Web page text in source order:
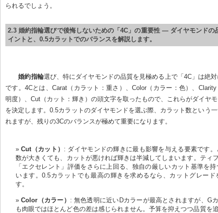
られるでしょう。
2.3 婚約指輪選びで後悔しないための「4C」の重要性 — ダイヤモンドの
イントと、0.5カラットでのバランスを解説します。
婚約指輪選び、特にダイヤモンドの品質を見極める上で「4C」は絶
です。4Cとは、Carat（カラット：重さ）、Color（カラー：色）、
明度）、Cut（カット：輝き）の頭文字を取ったもので、これらがダイヤ
を決定します。0.5カラットのダイヤモンドを選ぶ際、カラット数という
れますが、残りの3Cのバランスが極めて重要になります。
Cut（カット） : ダイヤモンドの輝きに最も影響を与える要素です
数が大きくても、カットが悪ければ輝きは半減してしまいます。ティ
「エクセレント」評価をさらに上回る、独自の厳しいカット基準を
います。0.5カラットでも最高の輝きを求めるなら、カットグレード
す。
Color（カラー） : 無色透明に近いDカラーが最高とされますが、G
も肉眼ではほとんど色の差は感じられません。予算を抑えつつ品質を